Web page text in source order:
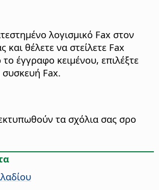
λογισμικό Fax στον
και θέλετε να στείλετε Fax
έγγραφο κειμένου, επιλέξτε
Fax.
τα σχόλια σας σρο